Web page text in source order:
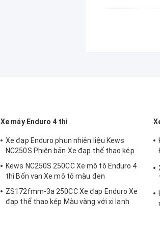
Xe máy Enduro 4 thì
Xe đạp Enduro phun nhiên liệu Kews
NC250S Phiên bản Xe đạp thể thao kép
Kews NC250S 250CC Xe mô tô Enduro 4
thì Bốn van Xe mô tô màu đen
ZS172fmm-3a 250CC Xe đạp Enduro Xe
đạp thể thao kép Màu vàng với xi lanh